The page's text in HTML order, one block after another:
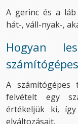
A gerinc és a
hát-, váll-nyak-,
Hogyan
A számítógépes
felvételt egy
értékeljük ki,
elváltozásait.